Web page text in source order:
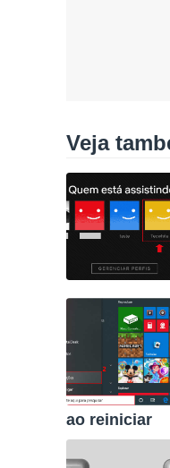
Veja
ao reiniciar